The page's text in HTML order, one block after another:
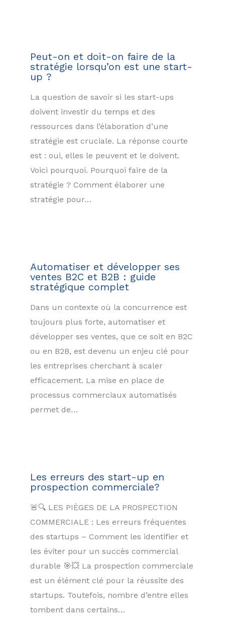
Peut-on et doit-on faire de la
stratégie lorsqu’on est une start-
up ?
La question de savoir si les start-ups
doivent investir du temps et des
ressources dans l’élaboration d’une
stratégie est cruciale. La réponse courte
est : oui, elles le peuvent et le doivent.
Voici pourquoi. Pourquoi faire de la
stratégie ? Comment élaborer une
stratégie pour…
Automatiser et développer ses
ventes B2C et B2B : guide
stratégique complet
Dans un contexte où la concurrence est
toujours plus forte, automatiser et
développer ses ventes, que ce soit en B2C
ou en B2B, est devenu un enjeu clé pour
les entreprises cherchant à scaler
efficacement. La mise en place de
processus commerciaux automatisés
permet de…
Les erreurs des start-up en
prospection commerciale?
🚨🔍 LES PIÈGES DE LA PROSPECTION
COMMERCIALE : Les erreurs fréquentes
des startups – Comment les identifier et
les éviter pour un succès commercial
durable 🎯💥 La prospection commerciale
est un élément clé pour la réussite des
startups. Toutefois, nombre d’entre elles
tombent dans certains…